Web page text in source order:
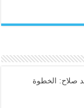
صلاح: الخطوة